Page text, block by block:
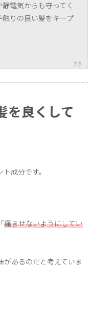
電気からも守ってく
りの良い髪をキープ
を良くして
成分です。
痛ませないようにしてい
があるのだと考えていま